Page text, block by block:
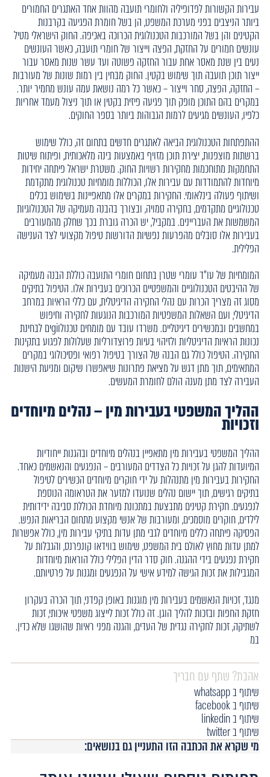
עבירות הקשורות לפדופיליה ולחומרי תועבה מהוות אחד האתגרים החמורים
ביותר הניצבים בפני מערכת המשפט, הן בשל חומרת הפגיעה בקרבנות
הקטינים והן בשל המורכבות הטכנולוגית הכרוכה באכיפה. החוק הישראלי מטיל
עונשים חמורים על החזקת, הפצה וייצור של חומרי תועבה, כאשר העונשים
נעים בין שנת מאסר אחת עבור החזקה פשוטה ועד עשר שנות מאסר עבור
ייצור תוכן תועבה תוך שימוש בקטין. החוק מבחין בין רמות שונות של מעורבות
– החזקה, הפצה, סחר וייצור – כאשר כל רמה נושאת עמה עונש מחמיר יותר.
במקרים בהם התוכן מופק תוך פגיעה פיזית בקטין או תוך ניצול מעמד אחריות
כלפיו, העונשים מגיעים לרמות הגבוהות ביותר בספר החוקים.
ההתפתחות הטכנולוגית הביאה לאתגרים חדשים בתחום זה, כולל שימוש
ברשתות מוצפנות, יצירת תוכן מזויף באמצעות בינה מלאכותית, ופיתוח שיטות
התחמקות מתוחכמות מחקירות רשויות החוק. משטרת ישראל פיתחה יחידות
מיוחדות להתמודדות עם עבירות אלו, הכוללות מומחיות טכנולוגית מתקדמת
ושיתוף פעולה בינלאומי. החקירות במקרים אלו מתאפיינות בשימוש בכלים
טכנולוגיים מתקדמים, בחקירה סמויה, ובצורך בהבנה מעמיקה של הטכנולוגיות
המשמשות את העבריינים. במקביל, יש הכרה גוברת בכך שחלק מהמעורבים
בעבירות אלו סובלים מהפרעות נפשיות הדורשות טיפול מקצועי לצד הענישה
הפלילית.
המומחיות של עו"ד עומרי שטרן בתחום חומרי התועבה כוללת הבנה מעמיקה
של ההיבטים הטכנולוגיים והמשפטיים הכרוכים בעבירות אלו. הטיפול בתיקים
מסוג זה מצריך הכרות עם נהלי החקירה הדיגיטלית, עם כללי הראיות במרחב
הדיגיטלי, ועם השאלות המשפטיות המורכבות הנוגעות לחקירה וחיפוש
במחשבים ובמכשירים דיגיטליים. משרדו עובד עם מומחים טכנולוgiים לבחינת
נכונות הראיות הדיגיטליות ולזיהוי בעיות פרוצדורליות שעלולות לפגוע בתקינות
החקירה. הטיפול כולל גם הבנה של הצורך בטיפול רפואי ופסיכולוגי במקרים
המתאימים, תוך מתן דגש על מציאת פתרונות שיאפשרו שיקום ומניעת הישנות
העבירה לצד מתן מענה הולם לחומרת המעשים.
ההליך המשפטי בעבירות מין – נהלים מיוחדים
וזכויות
ההליך המשפטי בעבירות מין מתאפיין בנהלים מיוחדים ובהגנות ייחודיות
המיועדות להגן על זכויות כל הצדדים המעורבים – הנפגעים והנאשמים כאחד.
החקירות בעבירות מין מתנהלות על ידי חוקרים מיוחדים הכשירים לטיפול
בתיקים רגישים, תוך יישום נהלים שנועדו למזער את הטראומה הנוספת
לנפגעים. חקירת קטינים מתבצעת במתכונת מיוחדת הכוללת סביבה ידידותית
לילדים, חוקרים מוסמכים, ומעורבות של אנשי מקצוע מתחום הבריאות הנפש.
הפסיקה פיתחה כללים מיוחדים לגבי מתן עדות בתיקי עבירות מין, כולל אפשרות
למתן עדות מחוץ לאולם בית המשפט, שימוש בווידאו קונפרנס, והגבלות על
חקירת נפגעים בידי ההגנה. חוק סדר הדין הפלילי כולל הוראות מיוחדות
המגבילות את זכות הגישה למידע אישי על הנפגעים ומגנות על פרטיותם.
מנגד, זכויות הנאשמים בעבירות מין מוגנות באופן קפדני, תוך הכרה בעקרון
חזקת החפות ובזכות להליך הוגן. זה כולל זכות לייצוג משפטי איכותי, זכות
לשתיקה, זכות לחקירה נגדית של העדים, והגנה מפני ראיות שהושגו שלא כדין.
במ
אהבת? שתף עם חבריך
שיתוף ב whatsapp
שיתוף ב facebook
שיתוף ב linkedin
שיתוף ב twitter
מי שקרא את הכתבה הזו התעניין גם בנושאים: